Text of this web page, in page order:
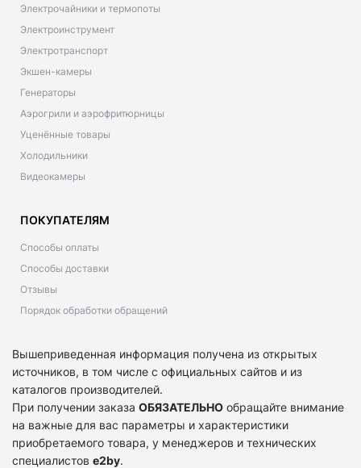
Электрочайники и термопоты
Электроинструмент
Электротранспорт
Экшен-камеры
Генераторы
Аэрогрили и аэрофритюрницы
Уценённые товары
Холодильники
Видеокамеры
ПОКУПАТЕЛЯМ
Способы оплаты
Способы доставки
Отзывы
Порядок обработки обращений
Вышеприведенная информация получена из открытых
источников, в том числе с официальных сайтов и из
каталогов производителей.
При получении заказа ОБЯЗАТЕЛЬНО обращайте внимание
на важные для вас параметры и характеристики
приобретаемого товара, у менеджеров и технических
специалистов e2by.